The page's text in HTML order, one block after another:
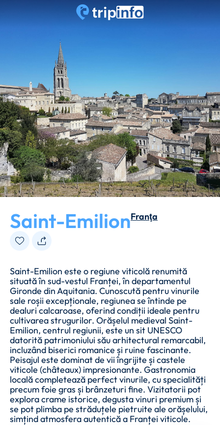
Saint-EmilionFranţa
Saint-Emilion este o regiune viticolă renumită
situată în sud-vestul Franței, în departamentul
Gironde din Aquitania. Cunoscută pentru vinurile
sale roșii excepționale, regiunea se întinde pe
dealuri calcaroase, oferind condiții ideale pentru
cultivarea strugurilor. Orășelul medieval Saint-
Emilion, centrul regiunii, este un sit UNESCO
datorită patrimoniului său arhitectural remarcabil,
incluzând biserici romanice și ruine fascinante.
Peisajul este dominat de vii îngrijite și castele
viticole (châteaux) impresionante. Gastronomia
locală completează perfect vinurile, cu specialități
precum foie gras și brânzeturi fine. Vizitatorii pot
explora crame istorice, degusta vinuri premium și
se pot plimba pe străduțele pietruite ale orășelului,
simțind atmosfera autentică a Franței viticole.